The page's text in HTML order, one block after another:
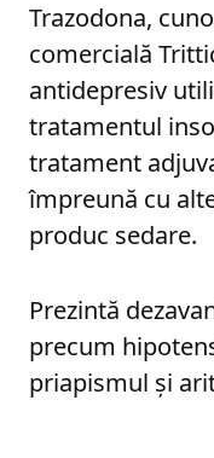
Trazodona,
comercială
antidepresiv
tratamentul
tratament
împreună cu
produc sedare.
Prezintă
precum
priapismul și